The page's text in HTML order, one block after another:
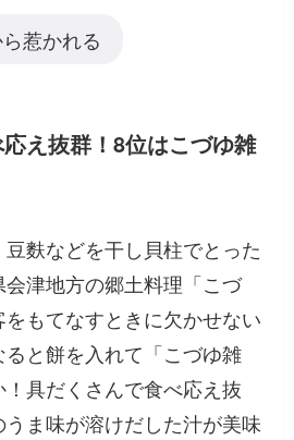
惹かれる
え抜群！8位はこづゆ雑
麩などを干し貝柱でとった
津地方の郷土料理「こづ
もてなすときに欠かせない
と餅を入れて「こづゆ雑
具だくさんで食べ応え抜
ま味が溶けだした汁が美味